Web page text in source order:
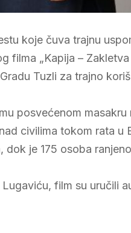
koje čuva trajnu
filma „Kapija –
Tuzli za trajno
posvećenom
civilima tokom rata u
dok je 175 osoba
film su uručili